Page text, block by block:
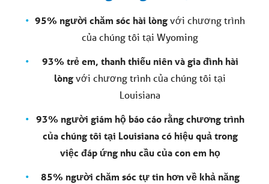
95% người chăm sóc hài lòngvới chương trình
của chúng tôi tại Wyoming
93% trẻ em, thanh thiếu niên và gia đình hài
lòngvới chương trình của chúng tôi tại
Louisiana
93% người giám hộ báo cáo rằng chương trình
của chúng tôi tại Louisiana có hiệu quả trong
việc đáp ứng nhu cầu của con em họ
85% người chăm sóc tự tin hơn về khả năng